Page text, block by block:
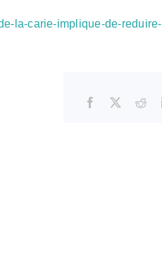
la-carie-implique-de-reduire-